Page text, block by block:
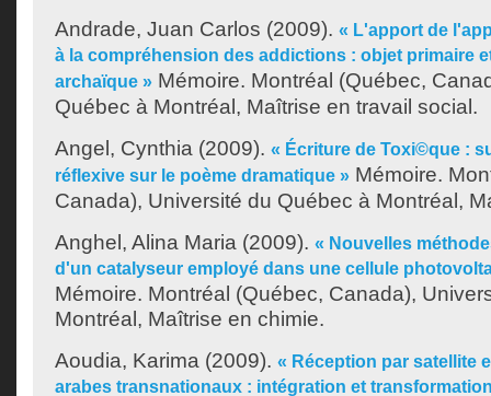
Andrade, Juan Carlos (2009). « L'apport de
à la compréhension des addictions : objet primaire
archaïque » Mémoire. Montréal (Québec,
Québec à Montréal, Maîtrise en travail social.
Angel, Cynthia (2009). « Écriture de Toxi©que :
réflexive sur le poème dramatique » Mémoire.
Canada), Université du Québec à Montréal,
Anghel, Alina Maria (2009). « Nouvelles
d'un catalyseur employé dans une cellule
Mémoire. Montréal (Québec, Canada),
Montréal, Maîtrise en chimie.
Aoudia, Karima (2009). « Réception par satellite
arabes transnationaux : intégration et